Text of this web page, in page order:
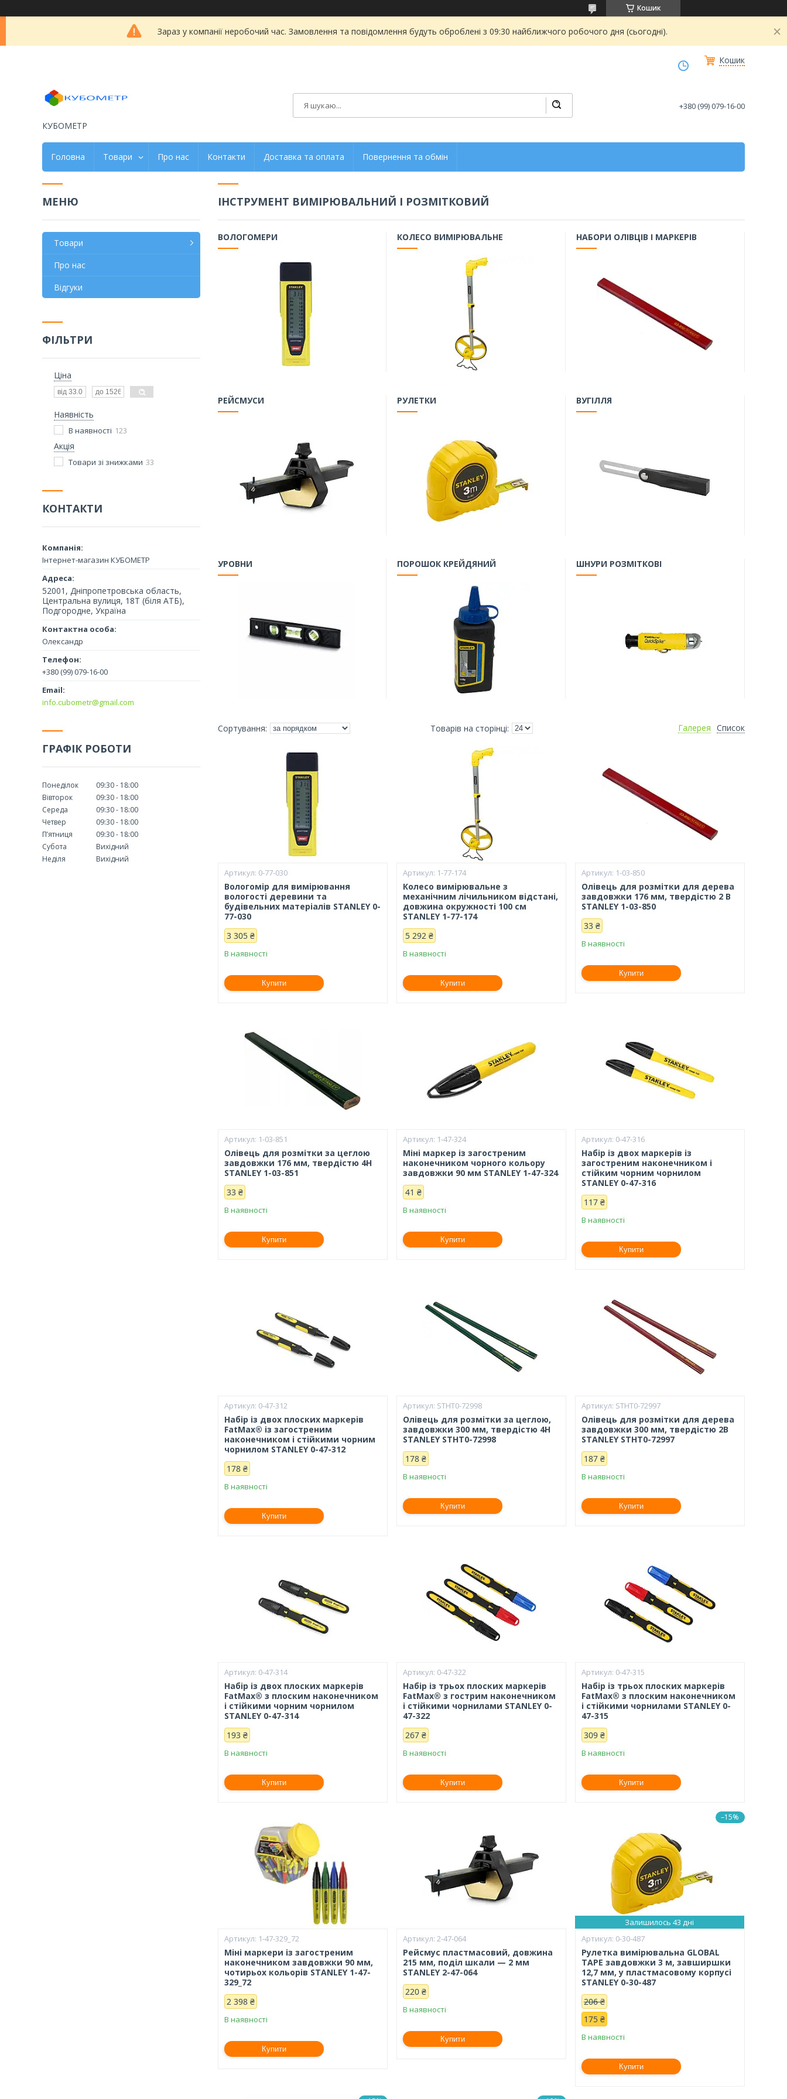
Кошик
Зараз у компанії неробочий час. Замовлення та повідомлення будуть оброблені з 09:30 найближчого робочого дня (сьогодні).
Кошик
КУБОМЕТР
+380 (99) 079-16-00
Головна Товари Про нас Контакти Доставка та оплата Повернення та обмін
ІНСТРУМЕНТ ВИМІРЮВАЛЬНИЙ І РОЗМІТКОВИЙ
ВОЛОГОМЕРИ КОЛЕСО ВИМІРЮВАЛЬНЕ НАБОРИ ОЛІВЦІВ І МАРКЕРІВ
РЕЙСМУСИ РУЛЕТКИ ВУГІЛЛЯ
УРОВНИ ПОРОШОК КРЕЙДЯНИЙ ШНУРИ РОЗМІТКОВІ
Галерея Список
0-77-030
Вологомір для вимірювання
вологості деревини та
будівельних матеріалів STANLEY 0-
77-030
3 305 ₴
В наявності
Купити
1-77-174
Колесо вимірювальне з
механічним лічильником відстані,
довжина окружності 100 см
STANLEY 1-77-174
5 292 ₴
В наявності
Купити
1-03-850
Олівець для розмітки для дерева
завдовжки 176 мм, твердістю 2 В
STANLEY 1-03-850
33 ₴
В наявності
Купити
1-03-851
Олівець для розмітки за цеглою
завдовжки 176 мм, твердістю 4H
STANLEY 1-03-851
33 ₴
В наявності
Купити
1-47-324
Міні маркер із загостреним
наконечником чорного кольору
завдовжки 90 мм STANLEY 1-47-324
41 ₴
В наявності
Купити
0-47-316
Набір із двох маркерів із
загостреним наконечником і
стійким чорним чорнилом
STANLEY 0-47-316
117 ₴
В наявності
Купити
0-47-312
Набір із двох плоских маркерів
FatMax® із загостреним
наконечником і стійкими чорним
чорнилом STANLEY 0-47-312
178 ₴
В наявності
Купити
STHT0-72998
Олівець для розмітки за цеглою,
завдовжки 300 мм, твердістю 4H
STANLEY STHT0-72998
178 ₴
В наявності
Купити
STHT0-72997
Олівець для розмітки для дерева
завдовжки 300 мм, твердістю 2В
STANLEY STHT0-72997
187 ₴
В наявності
Купити
0-47-314
Набір із двох плоских маркерів
FatMax® з плоским наконечником
і стійкими чорним чорнилом
STANLEY 0-47-314
193 ₴
В наявності
Купити
0-47-322
Набір із трьох плоских маркерів
FatMax® з гострим наконечником
і стійкими чорнилами STANLEY 0-
47-322
267 ₴
В наявності
Купити
0-47-315
Набір із трьох плоских маркерів
FatMax® з плоским наконечником
і стійкими чорнилами STANLEY 0-
47-315
309 ₴
В наявності
Купити
1-47-329_72
Міні маркери із загостреним
наконечником завдовжки 90 мм,
чотирьох кольорів STANLEY 1-47-
329_72
2 398 ₴
В наявності
Купити
2-47-064
Рейсмус пластмасовий, довжина
215 мм, поділ шкали — 2 мм
STANLEY 2-47-064
220 ₴
В наявності
Купити
–15%
Залишилось 43 дні
0-30-487
Рулетка вимірювальна GLOBAL
TAPE завдовжки 3 м, завширшки
12,7 мм, у пластмасовому корпусі
STANLEY 0-30-487
206 ₴
175 ₴
В наявності
Купити
Товари
Про нас
Відгуки
ФІЛЬТРИ
Ціна
Наявність
В наявності 123
Акція
Товари зі знижками 33
КОНТАКТИ
Інтернет-магазин КУБОМЕТР
52001, Дніпропетровська область,
Центральна вулиця, 18Т (біля АТБ),
Подгородне, Україна
Олександр
+380 (99) 079-16-00
info.cubometr@gmail.com
ГРАФІК РОБОТИ
Понеділок 09:30
18:00
Вівторок
09:30
18:00
Середа
09:30
18:00
Четвер
09:30
18:00
Пʼятниця
09:30
18:00
Субота
Вихідний
Неділя
Вихідний